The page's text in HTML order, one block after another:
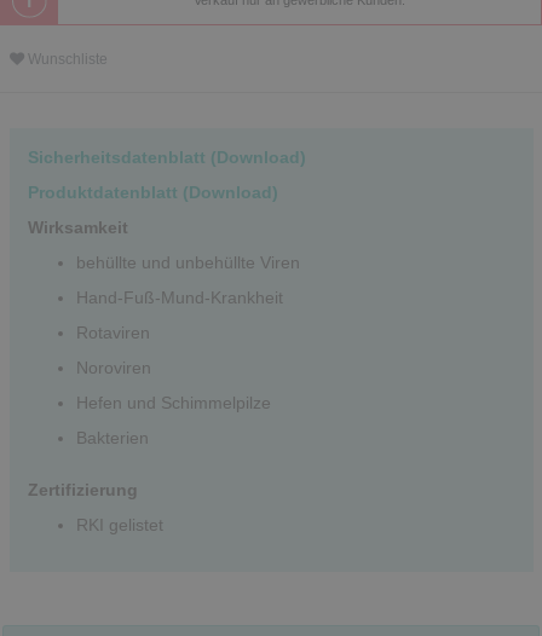
Wunschliste
Sicherheitsdatenblatt (Download)
Produktdatenblatt (Download)
Wirksamkeit
behüllte und unbehüllte Viren
Hand-Fuß-Mund-Krankheit
Rotaviren
Noroviren
Hefen und Schimmelpilze
Bakterien
Zertifizierung
RKI gelistet